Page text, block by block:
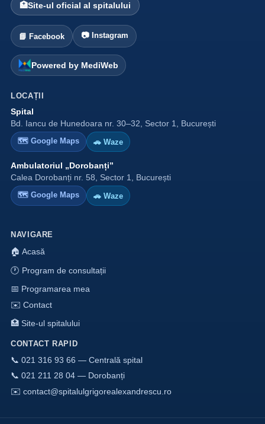
🏥Site-ul oficial al spitalului
📘 Facebook 📷 Instagram
Powered by MediWeb
LOCAȚII
Spital
Bd. Iancu de Hunedoara nr. 30–32, Sector 1, București
🗺 Google Maps 🚗 Waze
Ambulatoriul „Dorobanți”
Calea Dorobanți nr. 58, Sector 1, București
🗺 Google Maps 🚗 Waze
NAVIGARE
🏠 Acasă
🕐 Program de consultații
📅 Programarea mea
✉️ Contact
🏥 Site-ul spitalului
CONTACT RAPID
📞 021 316 93 66 — Centrală spital
📞 021 211 28 04 — Dorobanți
✉️ contact@spitalulgrigorealexandrescu.ro